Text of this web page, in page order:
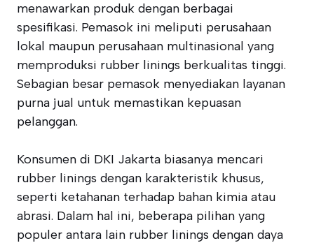
menawarkan produk dengan berbagai
spesifikasi. Pemasok ini meliputi perusahaan
lokal maupun perusahaan multinasional yang
memproduksi rubber linings berkualitas tinggi.
Sebagian besar pemasok menyediakan layanan
purna jual untuk memastikan kepuasan
pelanggan.
Konsumen di DKI Jakarta biasanya mencari
rubber linings dengan karakteristik khusus,
seperti ketahanan terhadap bahan kimia atau
abrasi. Dalam hal ini, beberapa pilihan yang
populer antara lain rubber linings dengan daya